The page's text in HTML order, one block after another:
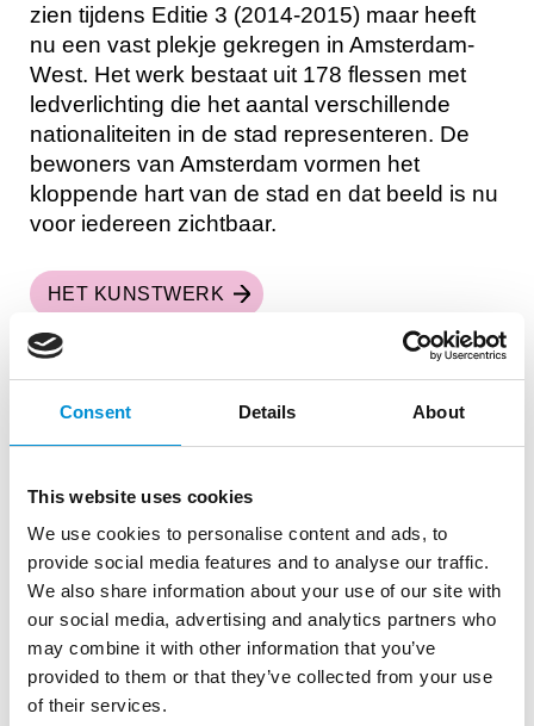
Consent Details About
This website uses cookies
We use cookies to personalise content and ads, to
provide social media features and to analyse our traffic.
We also share information about your use of our site with
our social media, advertising and analytics partners who
may combine it with other information that you’ve
provided to them or that they’ve collected from your use
of their services.
zien tijdens Editie 3 (2014-2015) maar heeft
nu een vast plekje gekregen in Amsterdam-
West. Het werk bestaat uit 178 flessen met
ledverlichting die het aantal verschillende
nationaliteiten in de stad representeren. De
bewoners van Amsterdam vormen het
kloppende hart van de stad en dat beeld is nu
voor iedereen zichtbaar.
HET KUNSTWERK
THE LIGHT KITE | SLOTERPLAS
The Light Kite , gemaakt door Tijdmakers,
brengt je terug naar vroeger, toen je alle tijd